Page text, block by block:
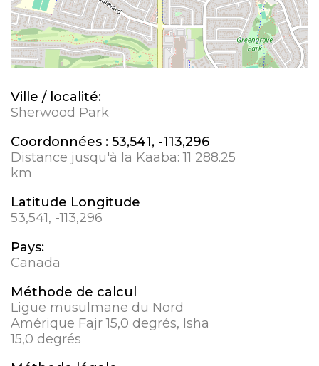
Ville / localité:
Sherwood Park
Coordonnées : 53,541, -113,296
Distance jusqu'à la Kaaba:11 288.25
km
Latitude Longitude
53,541, -113,296
Pays:
Canada
Méthode de calcul
Ligue musulmane du Nord
Amérique Fajr 15,0 degrés, Isha
15,0 degrés